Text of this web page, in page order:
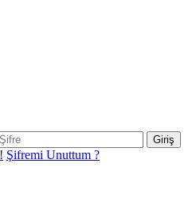
Giriş
Şifremi Unuttum ?